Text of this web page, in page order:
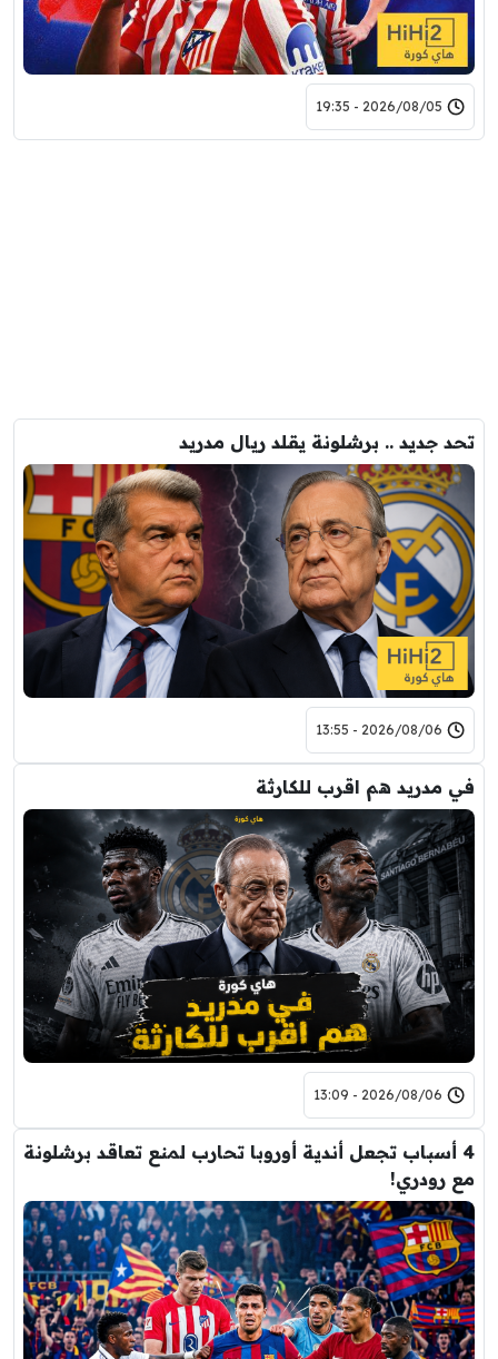
2026/08/05 - 19:35
تحد جديد .. برشلونة يقلد ريال مدريد
2026/08/06 - 13:55
في مدريد هم اقرب للكارثة
2026/08/06 - 13:09
4 أسباب تجعل أندية أوروبا تحارب لمنع تعاقد برشلونة
مع رودري!